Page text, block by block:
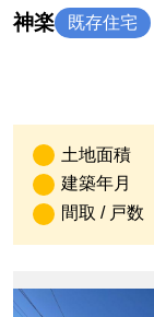
神楽 既存住宅
土地面積
建築年月
間取 / 戸数